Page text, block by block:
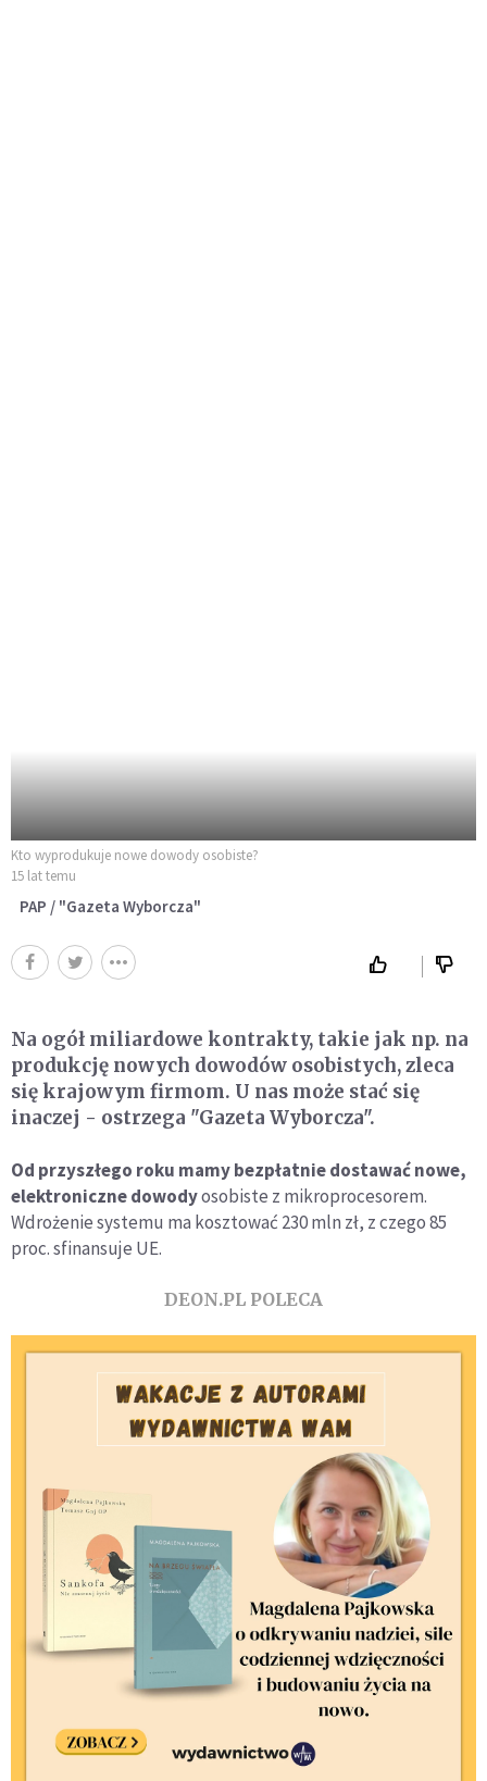
Kto wyprodukuje nowe dowody osobiste?
15 lat temu
PAP / "Gazeta Wyborcza"
Na ogół miliardowe kontrakty, takie jak np. na
produkcję nowych dowodów osobistych, zleca
się krajowym firmom. U nas może stać się
inaczej - ostrzega "Gazeta Wyborcza".
Od przyszłego roku mamy bezpłatnie dostawać nowe,
elektroniczne dowodyosobiste z mikroprocesorem.
Wdrożenie systemu ma kosztować 230 mln zł, z czego 85
proc. sfinansuje UE.
DEON.PL POLECA